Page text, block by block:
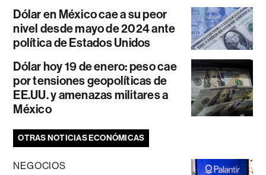
Dólar en México cae a su peor
nivel desde mayo de 2024 ante
política de Estados Unidos
Dólar hoy 19 de enero: peso cae
por tensiones geopolíticas de
EE.UU. y amenazas militares a
México
OTRAS NOTICIAS ECONÓMICAS
NEGOCIOS